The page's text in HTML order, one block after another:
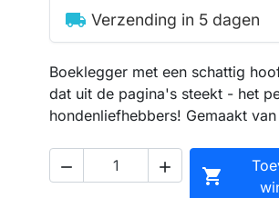
local_shipping Verzending in 5 dagen
Boeklegger met een schattig
dat uit de pagina's steekt - het
hondenliefhebbers! Gemaakt
  